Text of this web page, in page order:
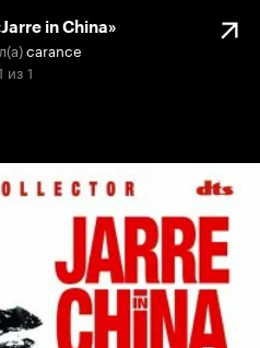
in China»
carance
из 1